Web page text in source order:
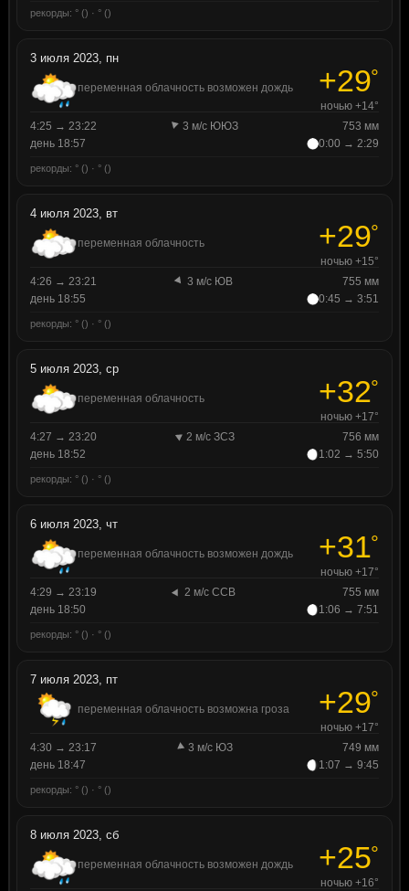
рекорды: ° () · ° ()
3 июля 2023, пн
переменная облачность возможен дождь +29°
ночью +14°
4:25 → 23:22
3 м/с ЮЮЗ
753 мм
день 18:57
0:00 → 2:29
рекорды: ° () · ° ()
4 июля 2023, вт
переменная облачность +29°
ночью +15°
4:26 → 23:21
3 м/с ЮВ
755 мм
день 18:55
0:45 → 3:51
рекорды: ° () · ° ()
5 июля 2023, ср
переменная облачность +32°
ночью +17°
4:27 → 23:20
2 м/с ЗСЗ
756 мм
день 18:52
1:02 → 5:50
рекорды: ° () · ° ()
6 июля 2023, чт
переменная облачность возможен дождь +31°
ночью +17°
4:29 → 23:19
2 м/с ССВ
755 мм
день 18:50
1:06 → 7:51
рекорды: ° () · ° ()
7 июля 2023, пт
переменная облачность возможна гроза +29°
ночью +17°
4:30 → 23:17
3 м/с ЮЗ
749 мм
день 18:47
1:07 → 9:45
рекорды: ° () · ° ()
8 июля 2023, сб
переменная облачность возможен дождь +25°
ночью +16°